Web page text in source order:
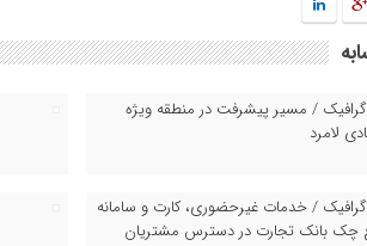
/ مسیر پیشرفت در منطقه ویژه
لامرد
/ خدمات غیرحضوری، کارت و سامانه
چک بانک تجارت در دسترس مشتریان